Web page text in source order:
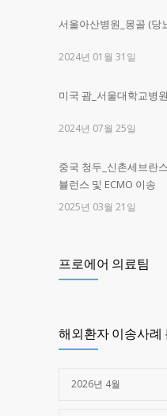
서울아산병원_몽골 (당
2024년 01월 31일
미국 괌_서울대학교병
2024년 07월 25일
중국 청두_신촌세브란
뷸런스 및 ECMO 이송
2025년 03월 21일
2025년 03월 28일
2025년 05월 16일
프로에어 의료팀
해외환자 이송사례
2026년 4월